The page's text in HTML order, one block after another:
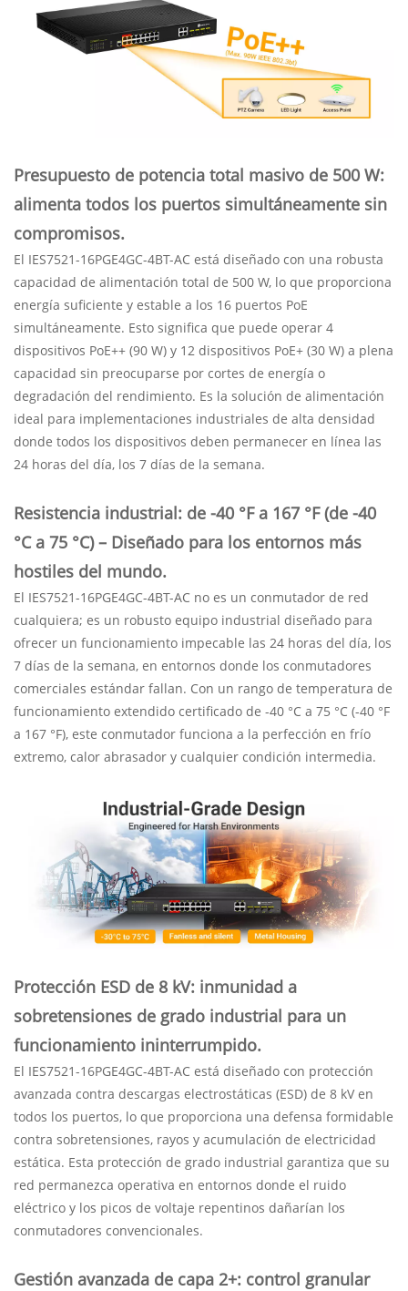
Presupuesto de potencia total masivo de 500 W:
alimenta todos los puertos simultáneamente sin
compromisos.
El IES7521-16PGE4GC-4BT-AC está diseñado con una robusta
capacidad de alimentación total de 500 W, lo que proporciona
energía suficiente y estable a los 16 puertos PoE
simultáneamente. Esto significa que puede operar 4
dispositivos PoE++ (90 W) y 12 dispositivos PoE+ (30 W) a plena
capacidad sin preocuparse por cortes de energía o
degradación del rendimiento. Es la solución de alimentación
ideal para implementaciones industriales de alta densidad
donde todos los dispositivos deben permanecer en línea las
24 horas del día, los 7 días de la semana.
Resistencia industrial: de -40 °F a 167 °F (de -40
°C a 75 °C) – Diseñado para los entornos más
hostiles del mundo.
El IES7521-16PGE4GC-4BT-AC no es un conmutador de red
cualquiera; es un robusto equipo industrial diseñado para
ofrecer un funcionamiento impecable las 24 horas del día, los
7 días de la semana, en entornos donde los conmutadores
comerciales estándar fallan. Con un rango de temperatura de
funcionamiento extendido certificado de -40 °C a 75 °C (-40 °F
a 167 °F), este conmutador funciona a la perfección en frío
extremo, calor abrasador y cualquier condición intermedia.
Protección ESD de 8 kV: inmunidad a
sobretensiones de grado industrial para un
funcionamiento ininterrumpido.
El IES7521-16PGE4GC-4BT-AC está diseñado con protección
avanzada contra descargas electrostáticas (ESD) de 8 kV en
todos los puertos, lo que proporciona una defensa formidable
contra sobretensiones, rayos y acumulación de electricidad
estática. Esta protección de grado industrial garantiza que su
red permanezca operativa en entornos donde el ruido
eléctrico y los picos de voltaje repentinos dañarían los
conmutadores convencionales.
Gestión avanzada de capa 2+: control granular